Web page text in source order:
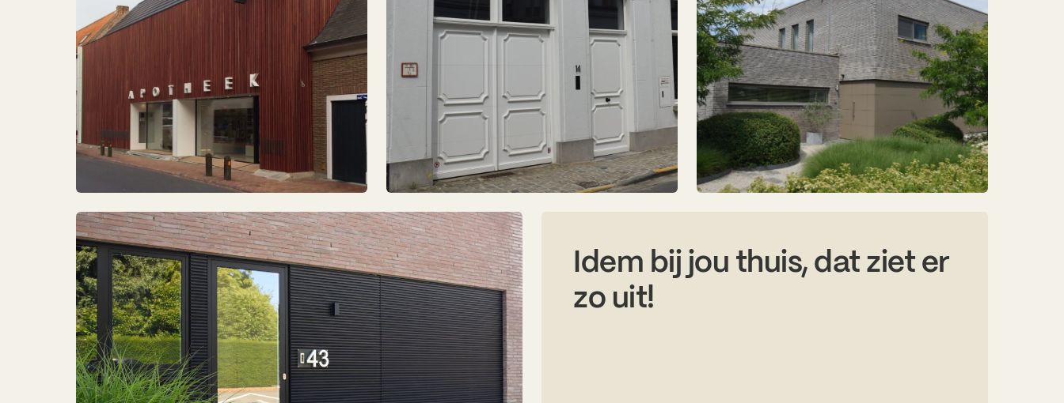
Idem bij jou thuis, dat ziet er
zo uit!